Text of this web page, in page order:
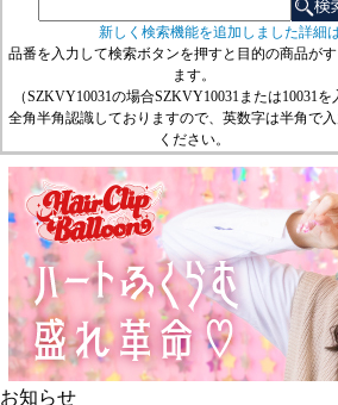
新しく検索機能を追加しました詳細
品番を入力して検索ボタンを押すと目的の商品が
ます。
（SZKVY10031の場合SZKVY10031または10031を
全角半角認識しておりますので、英数字は半角で
ください。
お知らせ